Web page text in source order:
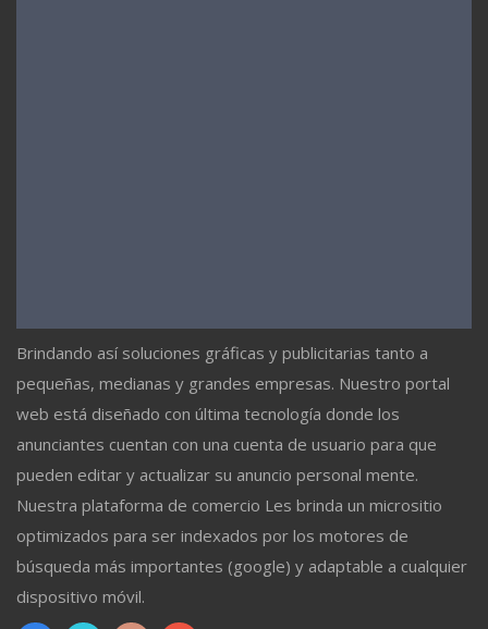
Brindando así soluciones gráficas y publicitarias tanto a
pequeñas, medianas y grandes empresas. Nuestro portal
web está diseñado con última tecnología donde los
anunciantes cuentan con una cuenta de usuario para que
pueden editar y actualizar su anuncio personal mente.
Nuestra plataforma de comercio Les brinda un micrositio
optimizados para ser indexados por los motores de
búsqueda más importantes (google) y adaptable a cualquier
dispositivo móvil.